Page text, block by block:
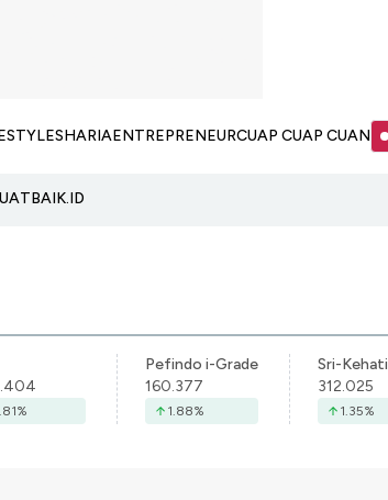
SHARIAENTREPRENEURCUAP CUAP CUAN
%
Pefindo i-Grade
160.377
1.88%
Sri-Kehati
312.025
1.35%